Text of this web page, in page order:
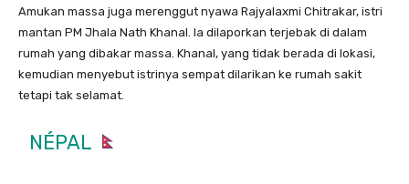
Amukan massa juga merenggut nyawa Rajyalaxmi Chitrakar, istri
mantan PM Jhala Nath Khanal. Ia dilaporkan terjebak di dalam
rumah yang dibakar massa. Khanal, yang tidak berada di lokasi,
kemudian menyebut istrinya sempat dilarikan ke rumah sakit
tetapi tak selamat.
NÉPAL